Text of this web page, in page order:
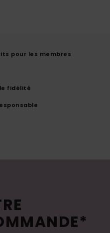
pour les membres
fidélité